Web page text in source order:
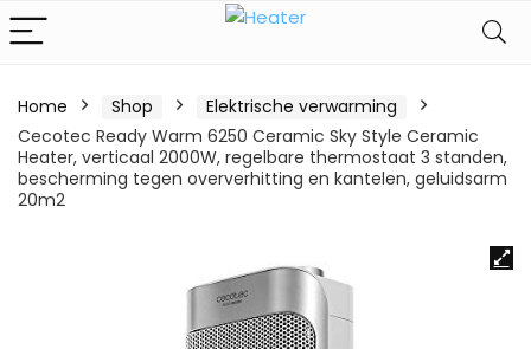
Home Shop
Elektrische verwarming
Cecotec Ready Warm 6250 Ceramic Sky Style Ceramic
Heater, verticaal 2000W, regelbare thermostaat 3 standen,
bescherming tegen oververhitting en kantelen, geluidsarm
20m2